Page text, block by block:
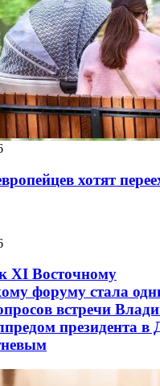
хотят
XI Восточному
форуму стала
встречи
президента